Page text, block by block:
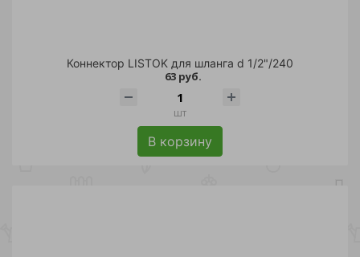
Коннектор LISTOK для шланга d 1/2"/240
63 руб.
шт
В корзину